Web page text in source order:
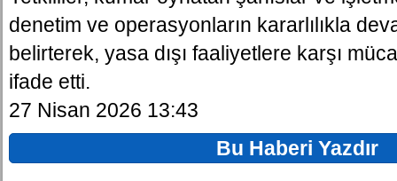
denetim ve operasyonların kararlılıkla
belirterek, yasa dışı faaliyetlere karşı
ifade etti.
27 Nisan 2026 13:43
Bu Haberi Yazdır